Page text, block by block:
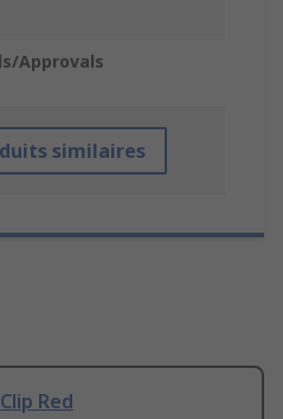
Approvals
similaires
Red